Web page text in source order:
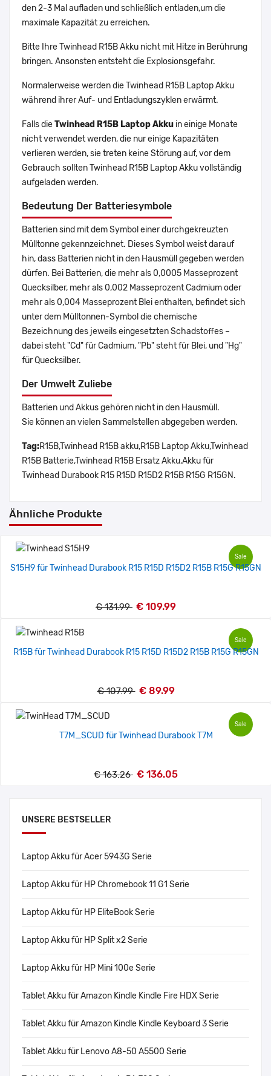
UNSERE BESTSELLER
Laptop Akku für Acer 5943G Serie
Laptop Akku für HP Chromebook 11 G1 Serie
Laptop Akku für HP EliteBook Serie
Laptop Akku für HP Split x2 Serie
Laptop Akku für HP Mini 100e Serie
Tablet Akku für Amazon Kindle Kindle Fire HDX Serie
Tablet Akku für Amazon Kindle Kindle Keyboard 3 Serie
Tablet Akku für Lenovo A8-50 A5500 Serie
den 2-3 Mal aufladen und schließlich entladen,um die
maximale Kapazität zu erreichen.
Bitte Ihre Twinhead R15B Akku nicht mit Hitze in Berührung
bringen. Ansonsten entsteht die Explosionsgefahr.
Normalerweise werden die Twinhead R15B Laptop Akku
während ihrer Auf- und Entladungszyklen erwärmt.
Falls dieTwinhead R15B Laptop Akku in einige Monate
nicht verwendet werden, die nur einige Kapazitäten
verlieren werden, sie treten keine Störung auf, vor dem
Gebrauch sollten Twinhead R15B Laptop Akku vollständig
aufgeladen werden.
Bedeutung Der Batteriesymbole
Batterien sind mit dem Symbol einer durchgekreuzten
Mülltonne gekennzeichnet. Dieses Symbol weist darauf
hin, dass Batterien nicht in den Hausmüll gegeben werden
dürfen. Bei Batterien, die mehr als 0,0005 Masseprozent
Quecksilber, mehr als 0,002 Masseprozent Cadmium oder
mehr als 0,004 Masseprozent Blei enthalten, befindet sich
unter dem Mülltonnen-Symbol die chemische
Bezeichnung des jeweils eingesetzten Schadstoffes –
dabei steht "Cd" für Cadmium, "Pb" steht für Blei, und "Hg"
für Quecksilber.
Der Umwelt Zuliebe
Batterien und Akkus gehören nicht in den Hausmüll.
Sie können an vielen Sammelstellen abgegeben werden.
Tag:R15B,Twinhead R15B akku,R15B Laptop Akku,Twinhead
R15B Batterie,Twinhead R15B Ersatz Akku,Akku für
Twinhead Durabook R15 R15D R15D2 R15B R15G R15GN.
Ähnliche Produkte
Sale
S15H9 für Twinhead Durabook R15 R15D R15D2 R15B R15G R15GN
€ 131.99 € 109.99
Sale
R15B für Twinhead Durabook R15 R15D R15D2 R15B R15G R15GN
€ 107.99 € 89.99
Sale
T7M_SCUD für Twinhead Durabook T7M
€ 163.26 € 136.05